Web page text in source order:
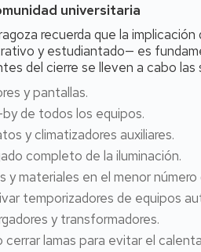
universitaria
recuerda que la
y estudiantado— es
del cierre se lleven a cabo
y pantallas.
de todos los equipos.
y climatizadores auxiliares.
completo de la iluminación.
y materiales en el menor
temporizadores de equipos
y transformadores.
cerrar lamas para evitar el